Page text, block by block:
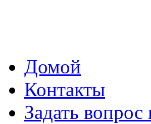
Домой
Контакты
Задать вопрос